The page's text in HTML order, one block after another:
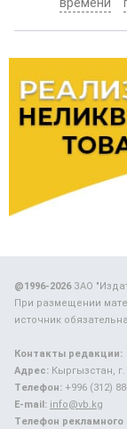
@1996-2026ЗАО
При размещении
источник
Контакты редакции:
Адрес: Кыргызстан,
Телефон: +996 (312)
E-mail: info@vb.kg
Телефон рекламного